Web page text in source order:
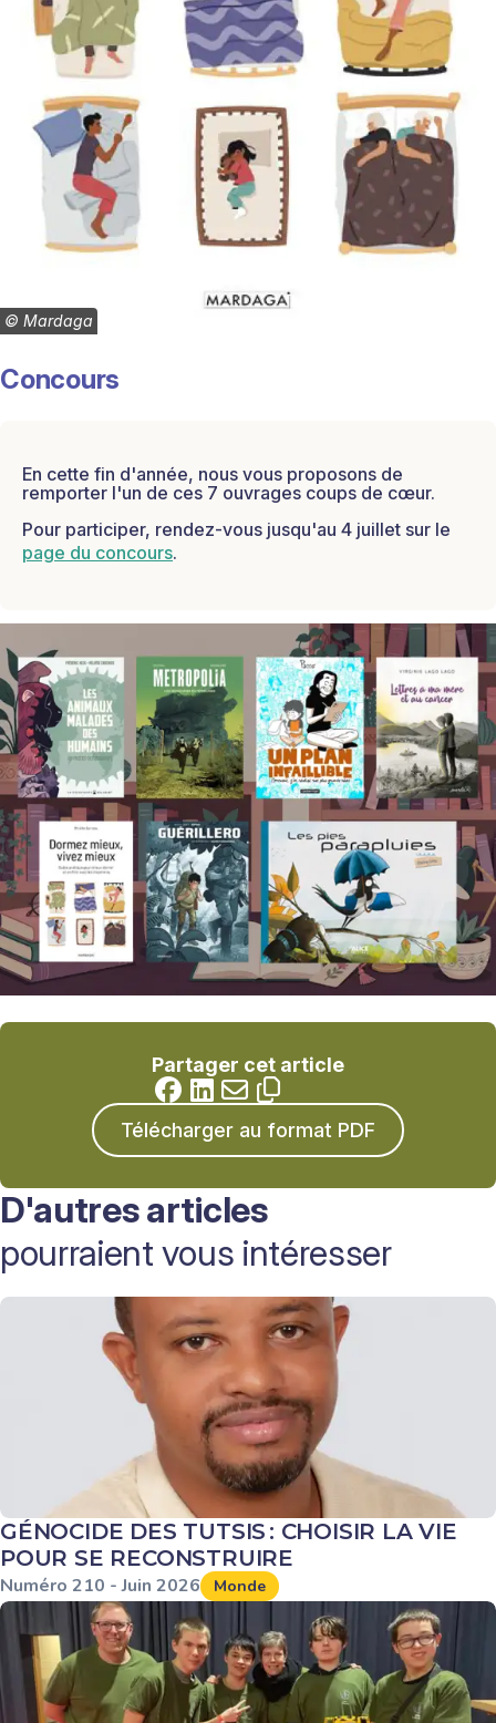
© Mardaga
Concours
En cette fin d'année, nous vous proposons de
remporter l'un de ces 7 ouvrages coups de cœur.
Pour participer, rendez-vous jusqu'au 4 juillet sur le
page du concours.
Partager cet article
Télécharger au format PDF
D'autres articles
pourraient vous intéresser
GÉNOCIDE DES TUTSIS : CHOISIR LA VIE
POUR SE RECONSTRUIRE
Numéro 210 - Juin 2026 Monde